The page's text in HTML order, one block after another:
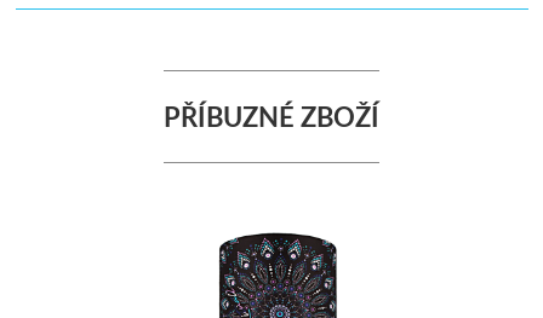
PŘÍBUZNÉ ZBOŽÍ